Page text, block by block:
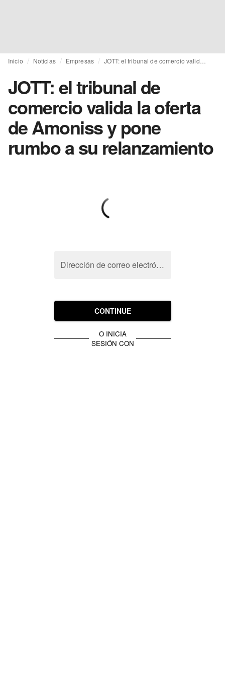
Inicio Noticias Empresas
JOTT: el tribunal de
comercio valida la oferta
de Amoniss y pone
rumbo a su relanzamiento
Dirección de correo electrónico
CONTINUE
O INICIA
SESIÓN CON